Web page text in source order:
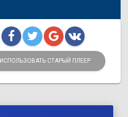
ИСПОЛЬЗОВАТЬ СТАРЫЙ ПЛЕЕР